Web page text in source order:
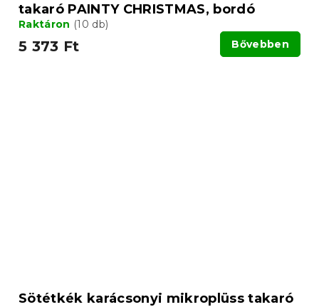
takaró PAINTY CHRISTMAS, bordó
Raktáron (10 db)
5 373 Ft Bővebben
Sötétkék karácsonyi mikroplüss takaró